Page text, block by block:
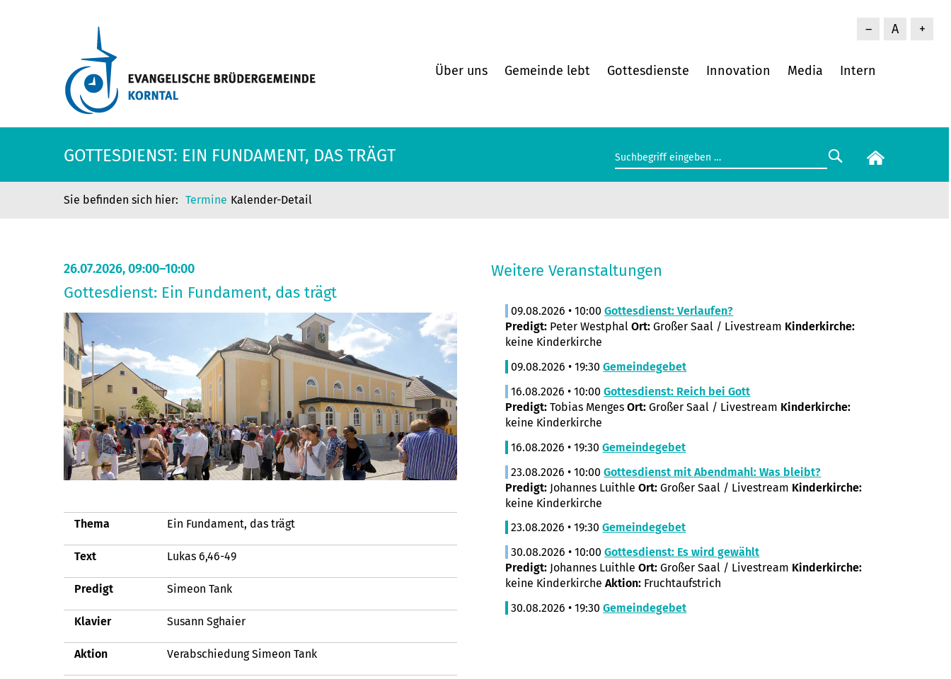
– A +
Über uns Gemeinde lebt Gottesdienste Innovation Media Intern
GOTTESDIENST: EIN FUNDAMENT, DAS TRÄGT
Termine Kalender-Detail
26.07.2026, 09:00–10:00
Gottesdienst: Ein Fundament, das trägt
Thema Ein Fundament, das trägt
Text Lukas 6,46-49
Predigt Simeon Tank
Klavier Susann Sghaier
Aktion Verabschiedung Simeon Tank
Weitere Veranstaltungen
09.08.2026 • 10:00 Gottesdienst: Verlaufen?
Predigt: Peter WestphalOrt:Großer Saal / Livestream Kinderkirche:
keine Kinderkirche
09.08.2026 • 19:30 Gemeindegebet
16.08.2026 • 10:00 Gottesdienst: Reich bei Gott
Predigt: Tobias MengesOrt:Großer Saal / Livestream Kinderkirche:
keine Kinderkirche
16.08.2026 • 19:30 Gemeindegebet
23.08.2026 • 10:00 Gottesdienst mit Abendmahl: Was bleibt?
Predigt: Johannes LuithleOrt:Großer Saal / Livestream Kinderkirche:
keine Kinderkirche
23.08.2026 • 19:30 Gemeindegebet
30.08.2026 • 10:00 Gottesdienst: Es wird gewählt
Predigt: Johannes LuithleOrt:Großer Saal / Livestream Kinderkirche:
keine KinderkircheAktion: Fruchtaufstrich
30.08.2026 • 19:30 Gemeindegebet